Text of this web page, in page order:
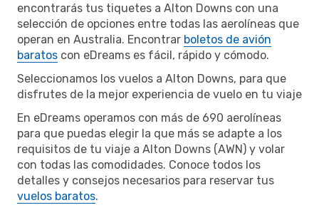
encontrarás tus tiquetes a Alton Downs con una
selección de opciones entre todas las aerolíneas que
operan en Australia. Encontrar boletos de avión
baratos con eDreams es fácil, rápido y cómodo.
Seleccionamos los vuelos a Alton Downs, para que
disfrutes de la mejor experiencia de vuelo en tu viaje
En eDreams operamos con más de 690 aerolíneas
para que puedas elegir la que más se adapte a los
requisitos de tu viaje a Alton Downs (AWN) y volar
con todas las comodidades. Conoce todos los
detalles y consejos necesarios para reservar tus
vuelos baratos.